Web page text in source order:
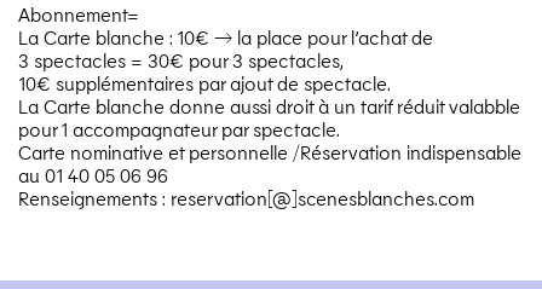
Abonnement=
La Carte blanche : 10€ → la place pour l’achat de
3 spectacles = 30€ pour 3 spectacles,
10€ supplémentaires par ajout de spectacle.
La Carte blanche donne aussi droit à un tarif réduit valabble
pour 1 accompagnateur par spectacle.
Carte nominative et personnelle /​Réservation indispensable
au 01 40 05 06 96
Renseignements : reservation[@]scenesblanches.com